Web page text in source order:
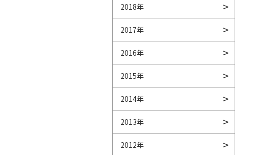
2018年
2017年
2016年
2015年
2014年
2013年
2012年